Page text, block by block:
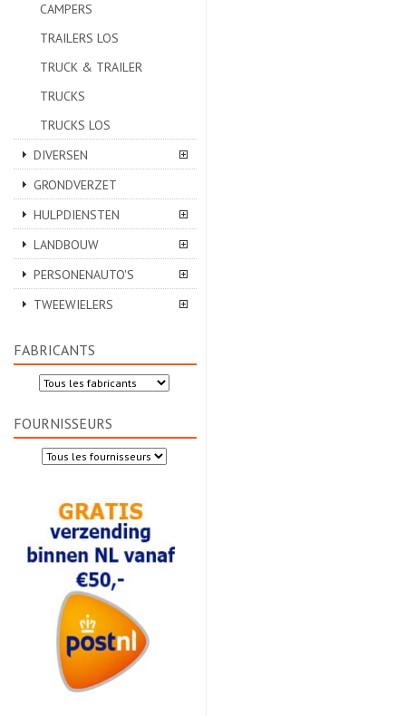
CAMPERS
TRAILERS LOS
TRUCK & TRAILER
TRUCKS
TRUCKS LOS
DIVERSEN
GRONDVERZET
HULPDIENSTEN
LANDBOUW
PERSONENAUTO'S
TWEEWIELERS
FABRICANTS
FOURNISSEURS